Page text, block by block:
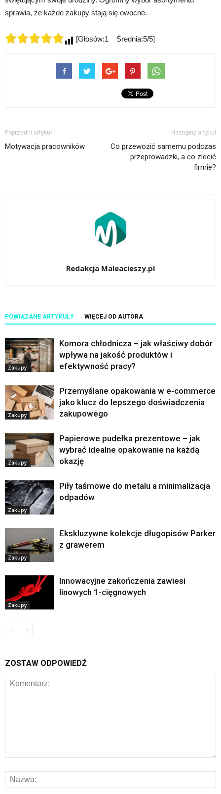
sprawia, że każde zakupy stają się owocne.
[Głosów:1 Średnia:5/5]
Poprzedni artykuł
Motywacja pracowników
Następny artykuł
Co przewozić samemu podczas
przeprowadzki, a co zlecić
firmie?
Redakcja Maleacieszy.pl
POWIĄZANE ARTYKUŁY WIĘCEJ OD AUTORA
Zakupy
Komora chłodnicza – jak właściwy dobór
wpływa na jakość produktów i
efektywność pracy?
Zakupy
Przemyślane opakowania w e-commerce
jako klucz do lepszego doświadczenia
zakupowego
Zakupy
Papierowe pudełka prezentowe – jak
wybrać idealne opakowanie na każdą
okazję
Zakupy
Piły taśmowe do metalu a minimalizacja
odpadów
Zakupy
Ekskluzywne kolekcje długopisów Parker
z grawerem
Zakupy
Innowacyjne zakończenia zawiesi
linowych 1-cięgnowych
ZOSTAW ODPOWIEDŹ